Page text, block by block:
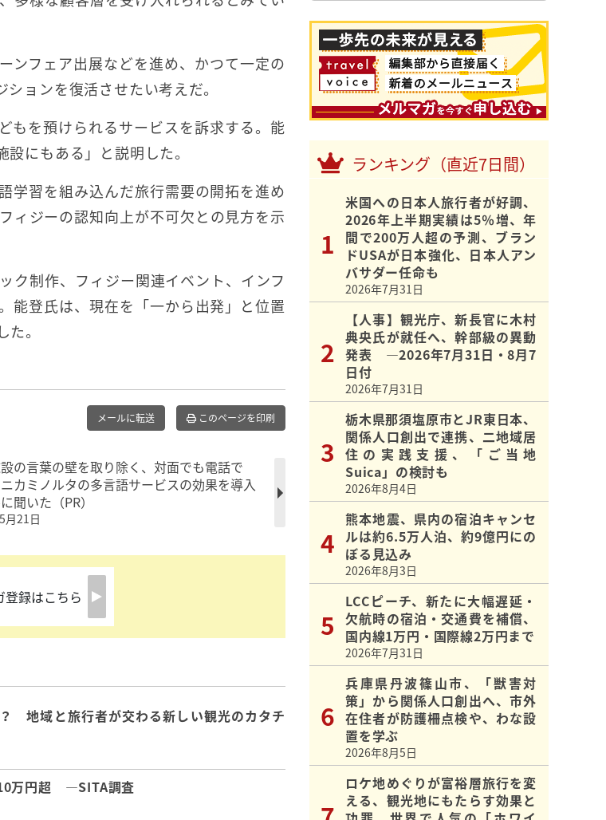
ンフェア出展などを進め、かつて一定の
ョンを復活させたい考えだ。
もを預けられるサービスを訴求する。能
にもある」と説明した。
学習を組み込んだ旅行需要の開拓を進め
ィジーの認知向上が不可欠との見方を示
ク制作、フィジー関連イベント、インフ
能登氏は、現在を「一から出発」と位置
。
メールに転送 このページを印刷
の言葉の壁を取り除く、対面でも電話で
カミノルタの多言語サービスの効果を導入
聞いた（PR）
月21日
録はこちら
地域と旅行者が交わる新しい観光のカタチ
10万円超 ―SITA調査
ランキング（直近7日間）
米国への日本人旅行者が好調、
2026年上半期実績は5％増、年
間で200万人超の予測、ブラン
ドUSAが日本強化、日本人アン
バサダー任命も
2026年7月31日
【人事】観光庁、新長官に木村
典央氏が就任へ、幹部級の異動
発表 ―2026年7月31日・8月7
日付
2026年7月31日
栃木県那須塩原市とJR東日本、
関係人口創出で連携、二地域居
住の実践支援、「ご当地
Suica」の検討も
2026年8月4日
熊本地震、県内の宿泊キャンセ
ルは約6.5万人泊、約9億円にの
ぼる見込み
2026年8月3日
LCCピーチ、新たに大幅遅延・
欠航時の宿泊・交通費を補償、
国内線1万円・国際線2万円まで
2026年7月31日
兵庫県丹波篠山市、「獣害対
策」から関係人口創出へ、市外
在住者が防護柵点検や、わな設
置を学ぶ
2026年8月5日
ロケ地めぐりが富裕層旅行を変
える、観光地にもたらす効果と